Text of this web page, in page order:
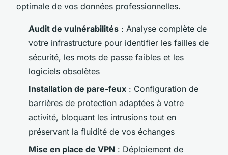
optimale de vos données professionnelles.
Audit de vulnérabilités : Analyse complète de
votre infrastructure pour identifier les failles de
sécurité, les mots de passe faibles et les
logiciels obsolètes
Installation de pare-feux : Configuration de
barrières de protection adaptées à votre
activité, bloquant les intrusions tout en
préservant la fluidité de vos échanges
Mise en place de VPN : Déploiement de